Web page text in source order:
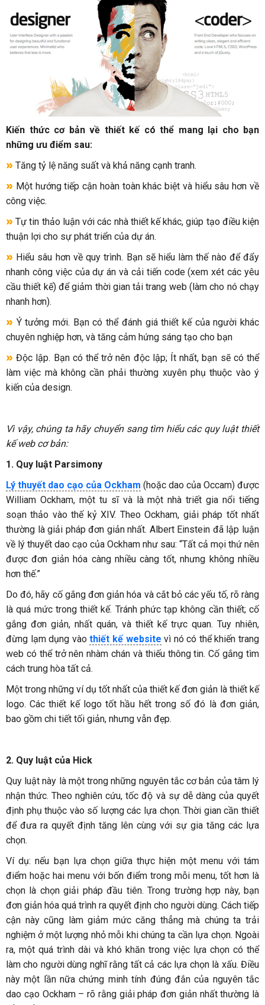
Kiến thức cơ bản về thiết kế có thể mang lại cho bạn
những ưu điểm sau:
Tăng tỷ lệ năng suất và khả năng cạnh tranh.
Một hướng tiếp cận hoàn toàn khác biệt và hiểu sâu hơn về
công việc.
Tự tin thảo luận với các nhà thiết kế khác, giúp tạo điều kiện
thuận lợi cho sự phát triển của dự án.
Hiểu sâu hơn về quy trình. Bạn sẽ hiểu làm thế nào để đẩy
nhanh công việc của dự án và cải tiến code (xem xét các yêu
cầu thiết kế) để giảm thời gian tải trang web (làm cho nó chạy
nhanh hơn).
Ý tưởng mới. Bạn có thể đánh giá thiết kế của người khác
chuyên nghiệp hơn, và tăng cảm hứng sáng tạo cho bạn
Độc lập. Bạn có thể trở nên độc lập; Ít nhất, bạn sẽ có thể
làm việc mà không cần phải thường xuyên phụ thuộc vào ý
kiến của design.
Vì vậy, chúng ta hãy chuyển sang tìm hiểu các quy luật thiết
kế web cơ bản:
1. Quy luật Parsimony
Lý thuyết dao cạo của Ockham (hoặc dao của Occam) được
William Ockham, một tu sĩ và là một nhà triết gia nổi tiếng
soạn thảo vào thế kỷ XIV. Theo Ockham, giải pháp tốt nhất
thường là giải pháp đơn giản nhất. Albert Einstein đã lập luận
về lý thuyết dao cạo của Ockham như sau: “Tất cả mọi thứ nên
được đơn giản hóa càng nhiều càng tốt, nhưng không nhiều
hơn thế.”
Do đó, hãy cố gắng đơn giản hóa và cắt bỏ các yếu tố, rõ ràng
là quá mức trong thiết kế. Tránh phức tạp không cần thiết; cố
gắng đơn giản, nhất quán, và thiết kế trực quan. Tuy nhiên,
đừng lạm dụng vàothiết kế website vì nó có thể khiến trang
web có thể trở nên nhàm chán và thiếu thông tin. Cố gắng tìm
cách trung hòa tất cả.
Một trong những ví dụ tốt nhất của thiết kế đơn giản là thiết kế
logo. Các thiết kế logo tốt hầu hết trong số đó là đơn giản,
bao gồm chi tiết tối giản, nhưng vẫn đẹp.
2. Quy luật của Hick
Quy luật này là một trong những nguyên tắc cơ bản của tâm lý
nhận thức. Theo nghiên cứu, tốc độ và sự dễ dàng của quyết
định phụ thuộc vào số lượng các lựa chọn. Thời gian cần thiết
để đưa ra quyết định tăng lên cùng với sự gia tăng các lựa
chọn.
Ví dụ: nếu bạn lựa chọn giữa thực hiện một menu với tám
điểm hoặc hai menu với bốn điểm trong mỗi menu, tốt hơn là
chọn là chọn giải pháp đầu tiên. Trong trường hợp này, bạn
đơn giản hóa quá trình ra quyết định cho người dùng. Cách tiếp
cận này cũng làm giảm mức căng thẳng mà chúng ta trải
nghiệm ở một lượng nhỏ mỗi khi chúng ta cần lựa chọn. Ngoài
ra, một quá trình dài và khó khăn trong việc lựa chọn có thể
làm cho người dùng nghĩ rằng tất cả các lựa chọn là xấu. Điều
này một lần nữa chứng minh tính đúng đắn của nguyên tắc
dao cạo Ockham – rõ rằng giải pháp đơn giản nhất thường là